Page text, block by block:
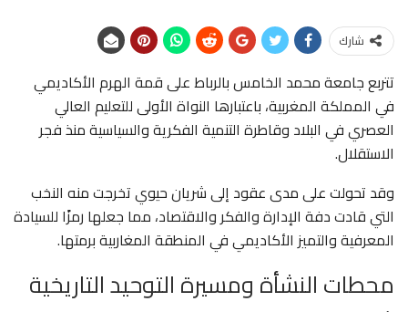
شارك
تتربع جامعة محمد الخامس بالرباط على قمة الهرم الأكاديمي
في المملكة المغربية، باعتبارها النواة الأولى للتعليم العالي
العصري في البلاد وقاطرة التنمية الفكرية والسياسية منذ فجر
الاستقلال.
وقد تحولت على مدى عقود إلى شريان حيوي تخرجت منه النخب
التي قادت دفة الإدارة والفكر والاقتصاد، مما جعلها رمزًا للسيادة
المعرفية والتميز الأكاديمي في المنطقة المغاربية برمتها.
محطات النشأة ومسيرة التوحيد التاريخية